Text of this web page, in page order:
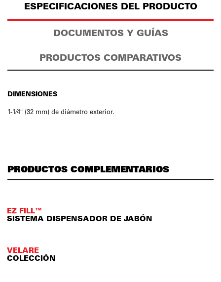
ESPECIFICACIONES DEL PRODUCTO
DOCUMENTOS Y GUÍAS
PRODUCTOS COMPARATIVOS
DIMENSIONES
1-1⁄4″ (32 mm) de diámetro exterior.
PRODUCTOS COMPLEMENTARIOS
EZ FILL™
SISTEMA DISPENSADOR DE JABÓN
VELARE
COLECCIÓN